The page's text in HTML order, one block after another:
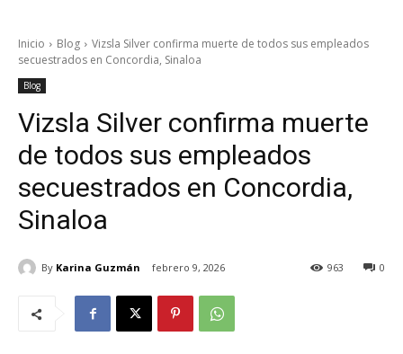
Inicio Blog
Vizsla Silver confirma muerte de todos sus empleados
secuestrados en Concordia, Sinaloa
Blog
Vizsla Silver confirma muerte
de todos sus empleados
secuestrados en Concordia,
Sinaloa
By Karina Guzmán febrero 9, 2026 0
963